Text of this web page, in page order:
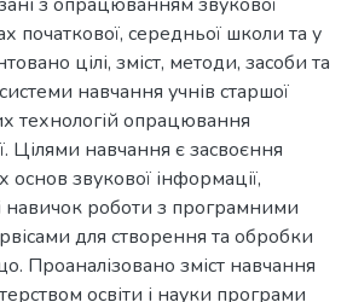
початкової, середньої школи та у
цілі, зміст, методи, засоби та
навчання учнів старшої
технологій опрацювання
Цілями навчання є засвоєння
звукової інформації,
навичок роботи з програмними
для створення та обробки
Проаналізовано зміст навчання
освіти і науки програми